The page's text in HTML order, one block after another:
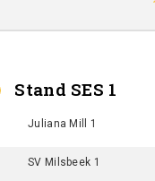
Stand SES 1
Juliana Mill 1
SV Milsbeek 1